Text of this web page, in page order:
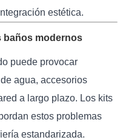
estética.
baños modernos
puede provocar
agua, accesorios
a largo plazo. Los kits
estos problemas
estandarizada.